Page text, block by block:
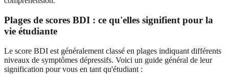
Plages de scores BDI : ce qu'elles signifient pour la
vie étudiante
Le score BDI est généralement classé en plages indiquant différents
niveaux de symptômes dépressifs. Voici un guide général de leur
signification pour vous en tant qu'étudiant :